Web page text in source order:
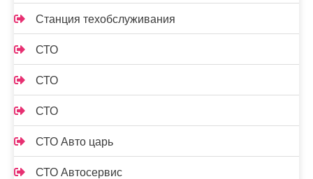
Станция техобслуживания
СТО
СТО
СТО
СТО Авто царь
СТО Автосервис